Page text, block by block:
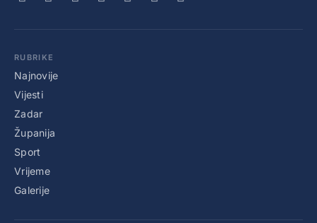
RUBRIKE
Najnovije
Vijesti
Zadar
Županija
Sport
Vrijeme
Galerije